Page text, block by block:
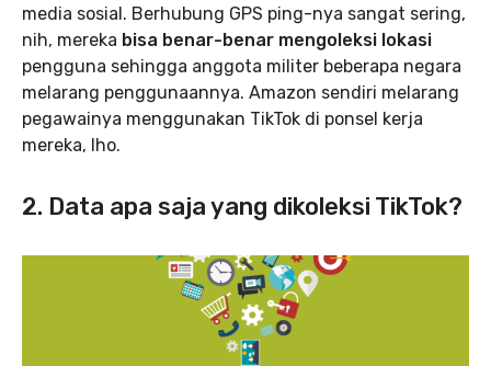
media sosial. Berhubung GPS ping-nya sangat sering,
nih, mereka bisa benar-benar mengoleksi lokasi
pengguna sehingga anggota militer beberapa negara
melarang penggunaannya. Amazon sendiri melarang
pegawainya menggunakan TikTok di ponsel kerja
mereka, lho.
2. Data apa saja yang dikoleksi TikTok?